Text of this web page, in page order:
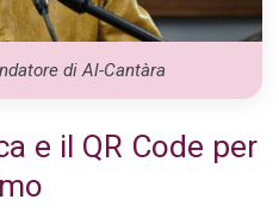
di Al-Cantàra
e il QR Code per